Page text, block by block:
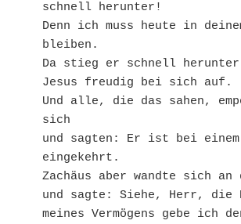
schnell herunter!
Denn ich muss heute in
bleiben.
Da stieg er schnell herunter
Jesus freudig bei sich auf.
Und alle, die das sahen,
sich
und sagten: Er ist bei einem
eingekehrt.
Zachäus aber wandte sich an
und sagte: Siehe, Herr, die
meines Vermögens gebe ich